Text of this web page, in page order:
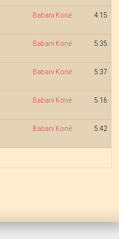
Babani Koné 4:15
Babani Koné 5:35
Babani Koné 5:37
Babani Koné 5:16
Babani Koné 5:42